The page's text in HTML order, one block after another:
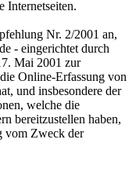
Internetseiten.
Nr. 2/2001 an,
- eingerichtet durch
Mai 2001 zur
Online-Erfassung von
und insbesondere der
welche die
bereitzustellen haben,
vom Zweck der